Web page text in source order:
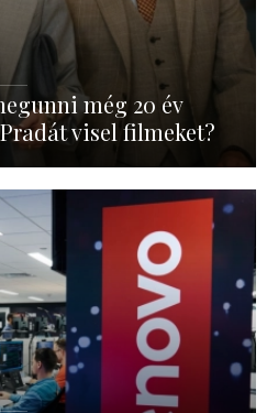
még 20 év
visel filmeket?